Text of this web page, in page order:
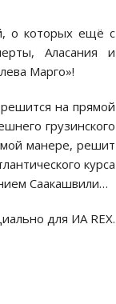
о которых ещё с
Аласания и
Марго»!
на прямой
грузинского
манере, решит
курса
Саакашвили…
для ИА REX.